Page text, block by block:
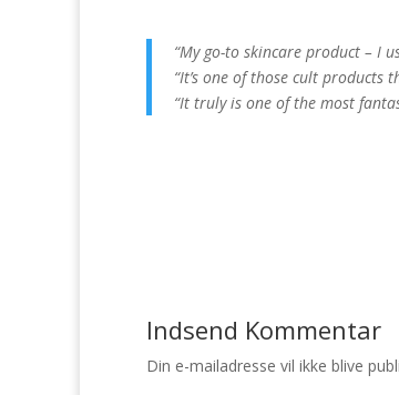
“My go-to skincare product – I
“It’s one of those cult products
“It truly is one of the most
Indsend Kommentar
Din e-mailadresse vil ikke blive